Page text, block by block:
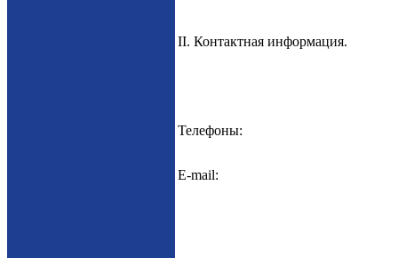
II. Контактная информация.
Телефоны:
E-mail: